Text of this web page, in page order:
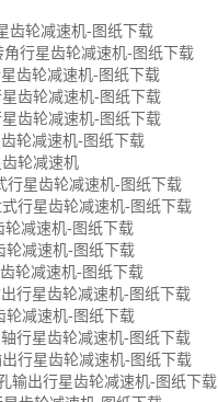
轮减速机-图纸下载
行星齿轮减速机-图纸下载
齿轮减速机-图纸下载
齿轮减速机-图纸下载
齿轮减速机-图纸下载
轮减速机-图纸下载
轮减速机
星齿轮减速机-图纸下载
行星齿轮减速机-图纸下载
减速机-图纸下载
减速机-图纸下载
轮减速机-图纸下载
行星齿轮减速机-图纸下载
减速机-图纸下载
行星齿轮减速机-图纸下载
行星齿轮减速机-图纸下载
出行星齿轮减速机-图纸下载